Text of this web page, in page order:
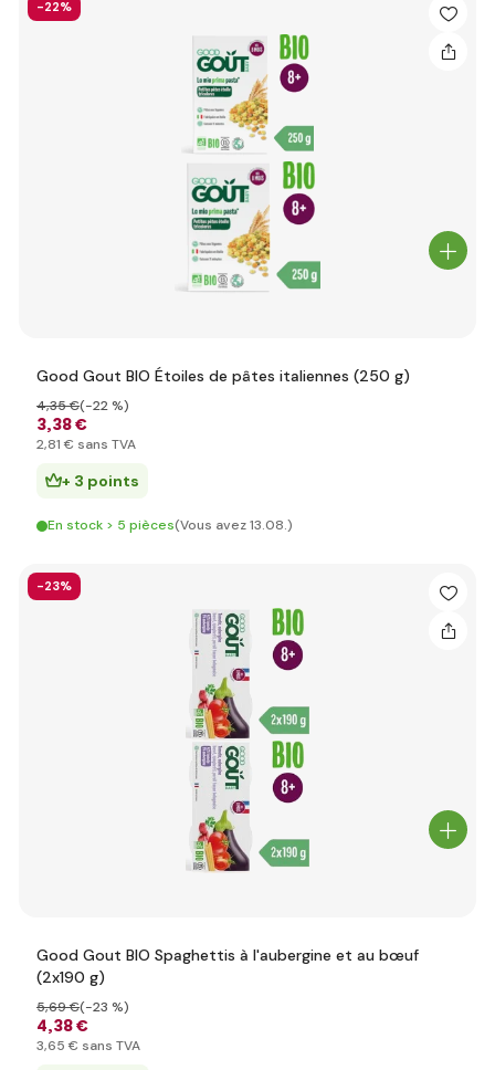
-22%
Good Gout BIO Étoiles de pâtes italiennes (250 g)
3,38 €
4,35 €(-22 %)
2,81 € sans TVA
+ 3 points
En stock > 5 pièces(Vous avez 13.08.)
-23%
Good Gout BIO Spaghettis à l'aubergine et au bœuf
(2x190 g)
4,38 €
5,69 €(-23 %)
3,65 € sans TVA